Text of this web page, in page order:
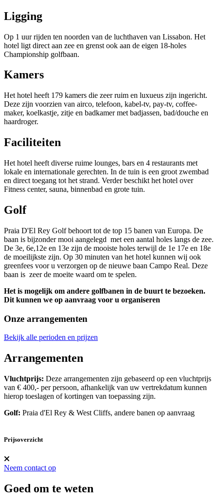
Ligging
Op 1 uur rijden ten noorden van de luchthaven van Lissabon. Het
hotel ligt direct aan zee en grenst ook aan de eigen 18-holes
Championship golfbaan.
Kamers
Het hotel heeft 179 kamers die zeer ruim en luxueus zijn ingericht.
Deze zijn voorzien van airco, telefoon, kabel-tv, pay-tv, coffee-
maker, koelkastje, zitje en badkamer met badjassen, bad/douche en
haardroger.
Faciliteiten
Het hotel heeft diverse ruime lounges, bars en 4 restaurants met
lokale en internationale gerechten. In de tuin is een groot zwembad
en direct toegang tot het strand. Verder beschikt het hotel over
Fitness center, sauna, binnenbad en grote tuin.
Golf
Praia D'El Rey Golf behoort tot de top 15 banen van Europa. De
baan is bijzonder mooi aangelegd met een aantal holes langs de zee.
De 3e, 6e,12e en 13e zijn de mooiste holes terwijl de 1e 17e en 18e
de moeilijkste zijn. Op 30 minuten van het hotel kunnen wij ook
greenfees voor u verzorgen op de nieuwe baan Campo Real. Deze
baan is zeer de moeite waard om te spelen.
Het is mogelijk om andere golfbanen in de buurt te bezoeken.
Dit kunnen we op aanvraag voor u organiseren
Onze arrangementen
Bekijk alle perioden en prijzen
Arrangementen
Vluchtprijs: Deze arrangementen zijn gebaseerd op een vluchtprijs
van € 400,- per persoon, afhankelijk van uw vertrekdatum kunnen
hierop toeslagen of kortingen van toepassing zijn.
Golf: Praia d'El Rey & West Cliffs, andere banen op aanvraag
Prijsoverzicht
Neem contact op
Goed om te weten